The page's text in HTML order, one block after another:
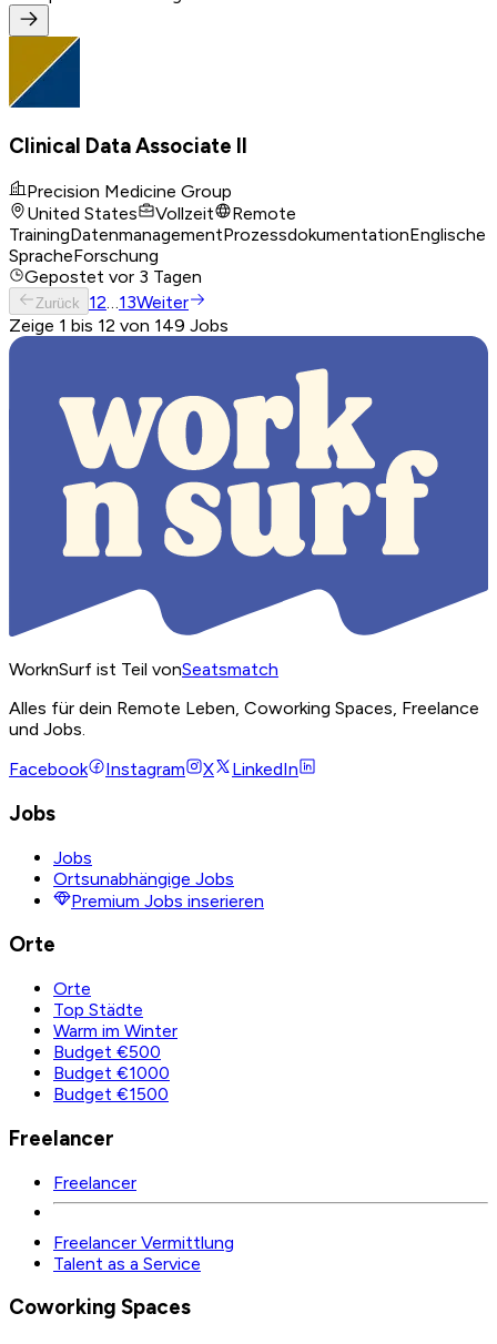
Clinical Data Associate II
Precision Medicine Group
United States
Vollzeit
Remote
TrainingDatenmanagementProzessdokumentationEnglische
SpracheForschung
Gepostet vor 3 Tagen
Zurück 12 13Weiter
Zeige 1 bis 12 von 149 Jobs
WorknSurf ist Teil vonSeatsmatch
Alles für dein Remote Leben, Coworking Spaces, Freelance
und Jobs.
Facebook
Instagram X LinkedIn
Jobs
Jobs
Ortsunabhängige Jobs
Premium Jobs inserieren
Orte
Orte
Top Städte
Warm im Winter
Budget €500
Budget €1000
Budget €1500
Freelancer
Freelancer
Freelancer Vermittlung
Talent as a Service
Coworking Spaces